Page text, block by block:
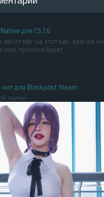
для CS 1.6
легит кфг на этот хак, вам же не
нам приятно будет
для Blockpost Steam
папки.